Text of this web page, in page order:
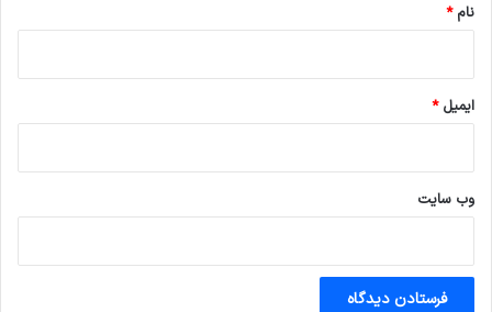
نام*
ایمیل*
وب‌ سایت